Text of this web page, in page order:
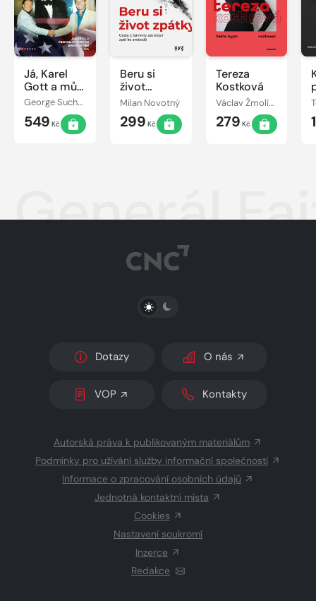
Já, Karel
Gott a můj
život v
emigraci
George Suchánek
549 Kč
Beru si
život
zpátky
Milan Novotný
299 Kč
Tereza
Kostková
Václav Žmolík, Tereza Kostková
279 Kč
Generál
PŘEPNOUT SVĚTLÝ/TMAVÝ REŽIM
Dotazy O nás
VOP Kontakty
Autorská práva k publikovaným materiálům
Podmínky pro užívání služby informační společnosti
Informace o zpracování osobních údajů
Jednotná kontaktní místa
Cookies
Nastavení soukromí
Inzerce
Redakce